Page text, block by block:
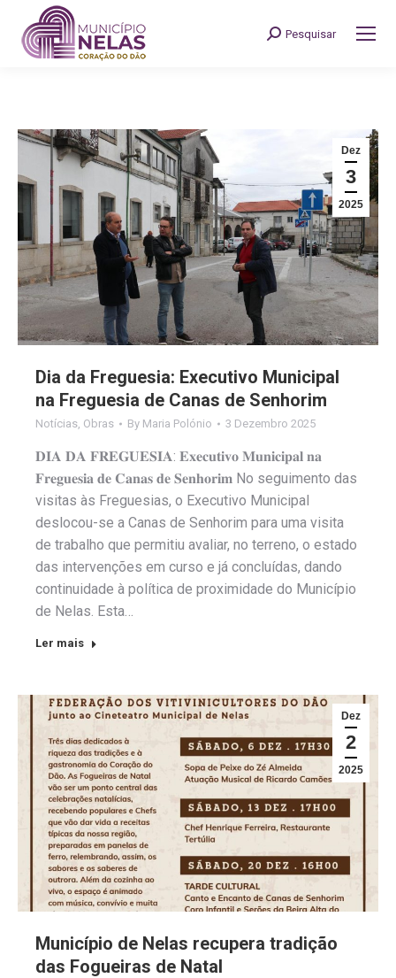
Search:
Pesquisar
Dez
3
2025
Dia da Freguesia: Executivo Municipal
na Freguesia de Canas de Senhorim
Notícias, Obras By Maria Polónio 3 Dezembro 2025
𝐃𝐈𝐀 𝐃𝐀 𝐅𝐑𝐄𝐆𝐔𝐄𝐒𝐈𝐀: 𝐄𝐱𝐞𝐜𝐮𝐭𝐢𝐯𝐨 𝐌𝐮𝐧𝐢𝐜𝐢𝐩𝐚𝐥 𝐧𝐚
𝐅𝐫𝐞𝐠𝐮𝐞𝐬𝐢𝐚 𝐝𝐞 𝐂𝐚𝐧𝐚𝐬 𝐝𝐞 𝐒𝐞𝐧𝐡𝐨𝐫𝐢𝐦 No seguimento das
visitas às Freguesias, o Executivo Municipal
deslocou-se a Canas de Senhorim para uma visita
de trabalho que permitiu avaliar, no terreno, o estado
das intervenções em curso e já concluídas, dando
continuidade à política de proximidade do Município
de Nelas. Esta…
Ler mais
Dez
2
2025
Município de Nelas recupera tradição
das Fogueiras de Natal